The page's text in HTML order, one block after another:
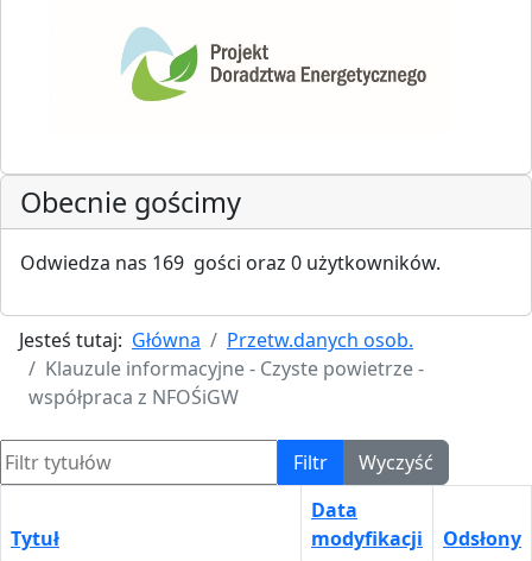
Obecnie gościmy
Odwiedza nas 169 gości oraz 0 użytkowników.
Jesteś tutaj: Główna
Przetw.danych osob.
Klauzule informacyjne - Czyste powietrze -
współpraca z NFOŚiGW
Filtr tytułów Filtr Wyczyść
Tytuł
Data
modyfikacji
Odsłony